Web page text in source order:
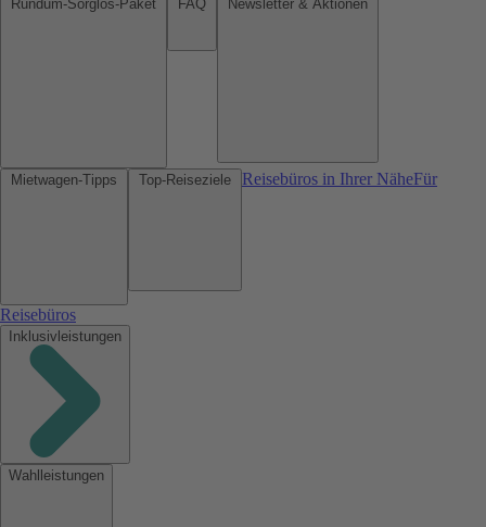
Reisebüros in Ihrer NäheFür
Reisebüros
Inklusivleistungen
Wahlleistungen